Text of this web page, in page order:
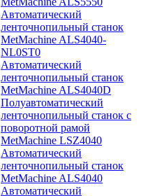
Автоматический
ленточнопильный станок
MetMachine ALS4040-
NL0ST0
Автоматический
ленточнопильный станок
MetMachine ALS4040D
Полуавтоматический
ленточнопильный станок с
поворотной рамой
MetMachine LSZ4040
Автоматический
ленточнопильный станок
MetMachine ALS4040
Автоматический